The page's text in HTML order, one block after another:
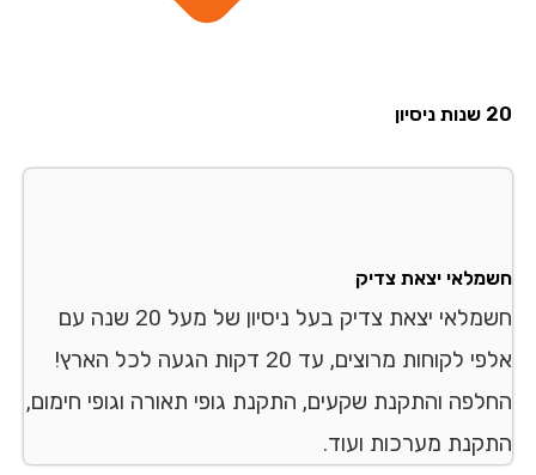
יצאת צדיק
חשמלאי יצאת צדיק בעל ניסיון של מעל 20 שנה עם
אלפי לקוחות מרוצים, עד 20 דקות הגעה לכל הארץ!
והתקנת שקעים, התקנת גופי תאורה וגופי חימום,
מערכות ועוד.